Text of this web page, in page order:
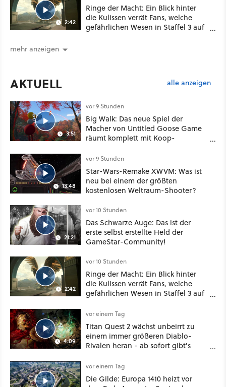
2:42
Ringe der Macht: Ein Blick hinter
die Kulissen verrät Fans, welche
gefährlichen Wesen in Staffel 3 auf
mehr anzeigen
AKTUELL alle anzeigen
3:51
vor 9 Stunden
Big Walk: Das neue Spiel der
Macher von Untitled Goose Game
räumt komplett mit Koop-
13:48
vor 9 Stunden
Star-Wars-Remake XWVM: Was ist
neu bei einem der größten
kostenlosen Weltraum-Shooter?
21:21
vor 10 Stunden
Das Schwarze Auge: Das ist der
erste selbst erstellte Held der
GameStar-Community!
2:42
vor 10 Stunden
Ringe der Macht: Ein Blick hinter
die Kulissen verrät Fans, welche
gefährlichen Wesen in Staffel 3 auf
4:09
vor einem Tag
Titan Quest 2 wächst unbeirrt zu
einem immer größeren Diablo-
Rivalen heran - ab sofort gibt's
Klasse
vor einem Tag
Die Gilde: Europa 1410 heizt vor